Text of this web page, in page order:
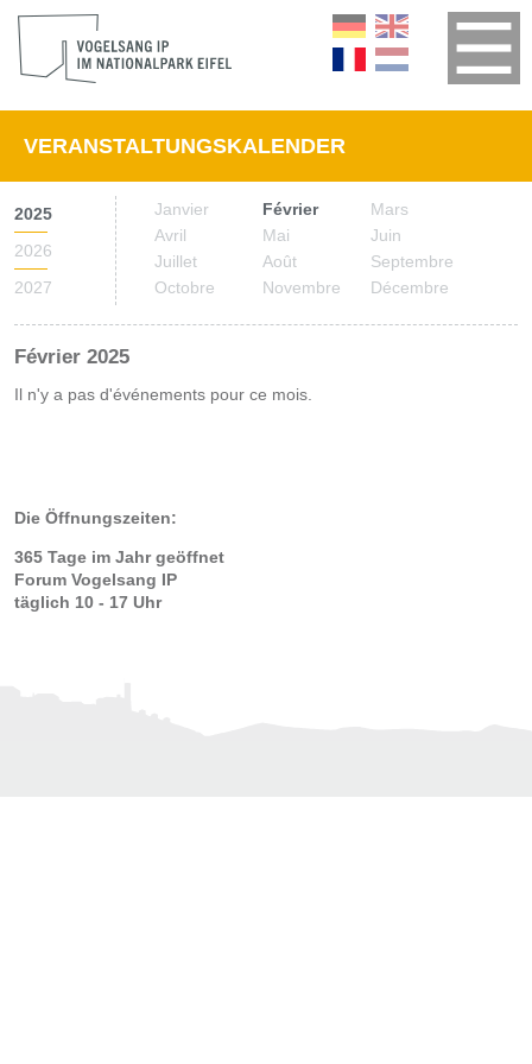
VERANSTALTUNGSKALENDER
2025
2026
2027
Janvier Février
Mars
Avril
Mai
Juin
Juillet
Août
Septembre
Octobre
Novembre Décembre
Février 2025
Il n'y a pas d'événements pour ce mois.
Die Öffnungszeiten:
365 Tage im Jahr geöffnet
Forum Vogelsang IP
täglich 10 - 17 Uhr